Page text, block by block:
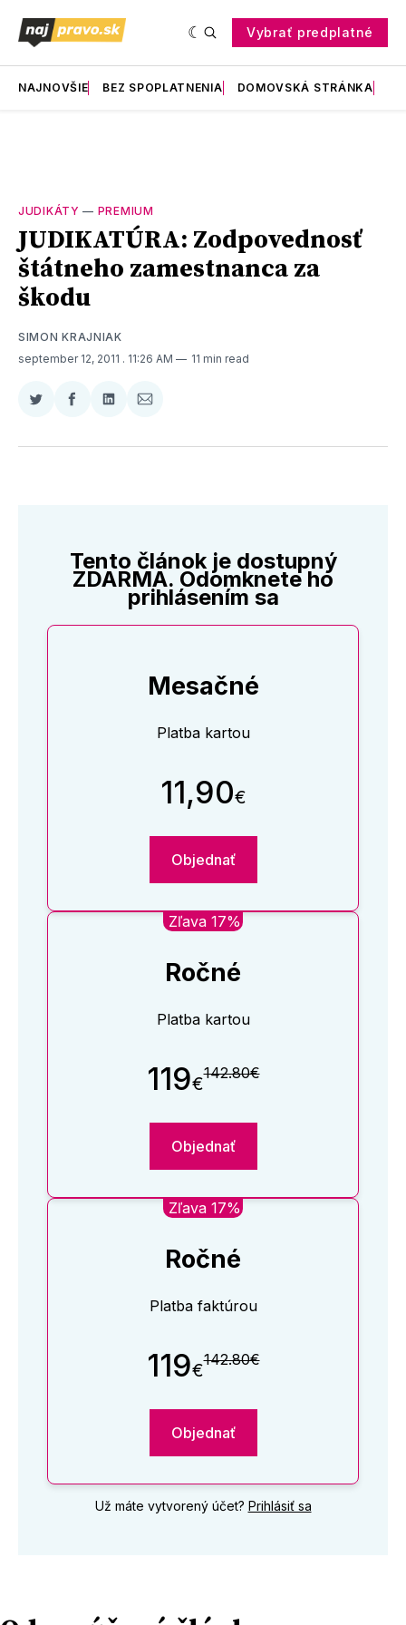
Vybrať predplatné
NAJNOVŠIE BEZ SPOPLATNENIA DOMOVSKÁ STRÁNKA
JUDIKÁTY — PREMIUM
JUDIKATÚRA: Zodpovednosť
štátneho zamestnanca za
škodu
SIMON KRAJNIAK
september 12, 2011 . 11:26 AM 11 min read
Zdieľať
Twitter
Zdieľať
Facebooku
Zdieľať
LinkedIne
Zdieľať
E-
Tento článok je dostupný
ZDARMA. Odomknete ho
prihlásením sa
Mesačné
Platba kartou
11,90€
Objednať
Zľava 17%
Ročné
Platba kartou
119€142.80€
Objednať
Zľava 17%
Ročné
Platba faktúrou
119€142.80€
Objednať
Už máte vytvorený účet? Prihlásiť sa